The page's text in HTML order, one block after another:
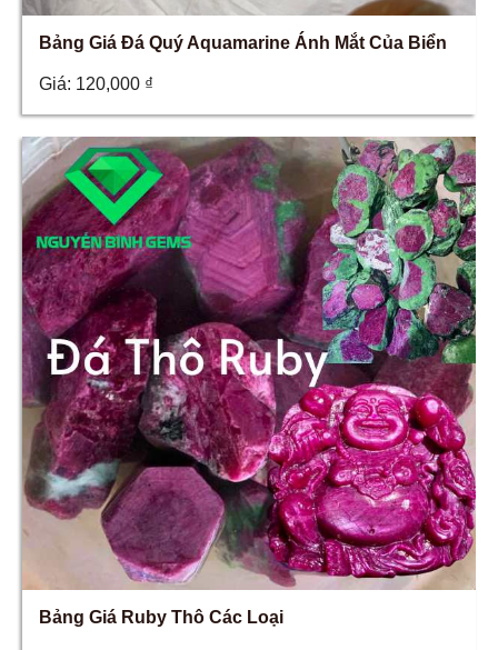
Bảng Giá Đá Quý Aquamarine Ánh Mắt Của Biển
Giá: 120,000 ₫
Bảng Giá Ruby Thô Các Loại